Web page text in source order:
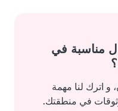
مناسبة في
اترك لنا مهمة
في منطقتك.